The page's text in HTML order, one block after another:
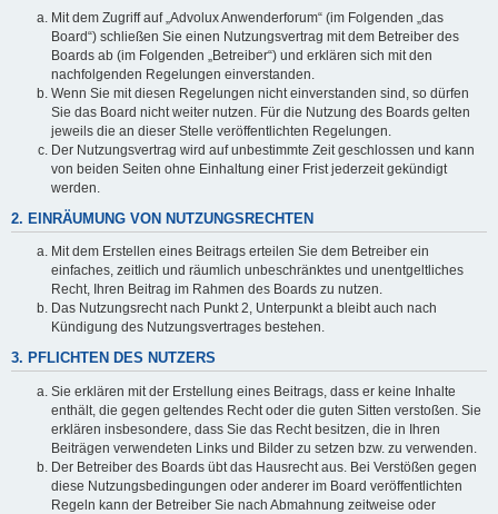
Mit dem Zugriff auf „Advolux Anwenderforum“ (im Folgenden „das
Board“) schließen Sie einen Nutzungsvertrag mit dem Betreiber des
Boards ab (im Folgenden „Betreiber“) und erklären sich mit den
nachfolgenden Regelungen einverstanden.
Wenn Sie mit diesen Regelungen nicht einverstanden sind, so dürfen
Sie das Board nicht weiter nutzen. Für die Nutzung des Boards gelten
jeweils die an dieser Stelle veröffentlichten Regelungen.
Der Nutzungsvertrag wird auf unbestimmte Zeit geschlossen und kann
von beiden Seiten ohne Einhaltung einer Frist jederzeit gekündigt
werden.
2. EINRÄUMUNG VON NUTZUNGSRECHTEN
Mit dem Erstellen eines Beitrags erteilen Sie dem Betreiber ein
einfaches, zeitlich und räumlich unbeschränktes und unentgeltliches
Recht, Ihren Beitrag im Rahmen des Boards zu nutzen.
Das Nutzungsrecht nach Punkt 2, Unterpunkt a bleibt auch nach
Kündigung des Nutzungsvertrages bestehen.
3. PFLICHTEN DES NUTZERS
Sie erklären mit der Erstellung eines Beitrags, dass er keine Inhalte
enthält, die gegen geltendes Recht oder die guten Sitten verstoßen. Sie
erklären insbesondere, dass Sie das Recht besitzen, die in Ihren
Beiträgen verwendeten Links und Bilder zu setzen bzw. zu verwenden.
Der Betreiber des Boards übt das Hausrecht aus. Bei Verstößen gegen
diese Nutzungsbedingungen oder anderer im Board veröffentlichten
Regeln kann der Betreiber Sie nach Abmahnung zeitweise oder